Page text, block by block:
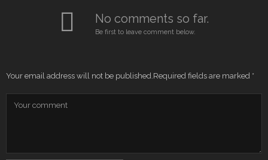
No comments so far.
Be first to leave comment below.
Your email address will not be published.Required fields are marked *